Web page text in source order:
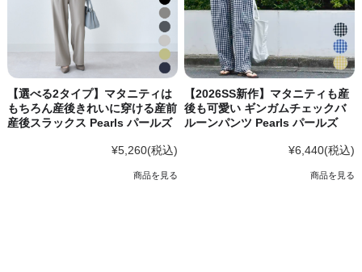
【選べる2タイプ】マタニティは
もちろん産後きれいに穿ける産前
産後スラックス Pearls パールズ
¥5,260(税込)
商品を見る
【2026SS新作】マタニティも産
後も可愛い ギンガムチェックバ
ルーンパンツ Pearls パールズ
¥6,440(税込)
商品を見る